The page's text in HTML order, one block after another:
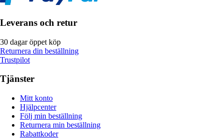
Leverans och retur
30 dagar öppet köp
Returnera din beställning
Trustpilot
Tjänster
Mitt konto
Hjälpcenter
Följ min beställning
Returnera min beställning
Rabattkoder